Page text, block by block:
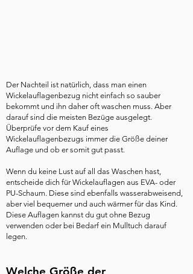
Der Nachteil ist natürlich, dass man einen
Wickelauflagenbezug nicht einfach so sauber
bekommt und ihn daher oft waschen muss. Aber
darauf sind die meisten Bezüge ausgelegt.
Überprüfe vor dem Kauf eines
Wickelauflagenbezugs immer die Größe deiner
Auflage und ob er somit gut passt.
Wenn du keine Lust auf all das Waschen hast,
entscheide dich für Wickelauflagen aus EVA- oder
PU-Schaum. Diese sind ebenfalls wasserabweisend,
aber viel bequemer und auch wärmer für das Kind.
Diese Auflagen kannst du gut ohne Bezug
verwenden oder bei Bedarf ein Mulltuch darauf
legen.